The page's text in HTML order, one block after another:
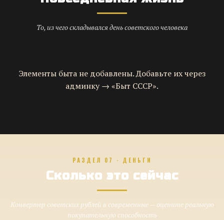
То, из чего складывался день советского человека
Элементы быта не добавлены. Добавьте их через
админку → «Быт СССР».
РАЗДЕЛ 07 · ДЕНЬГИ
Сколько это сейчас
Конвертер советских рублей в современные — оцените реальную
покупательную способность